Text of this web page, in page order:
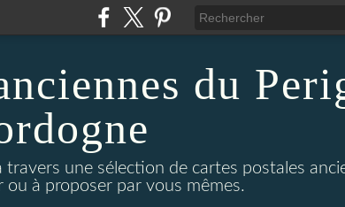
du
une sélection de cartes postales
ou à proposer par vous mêmes.